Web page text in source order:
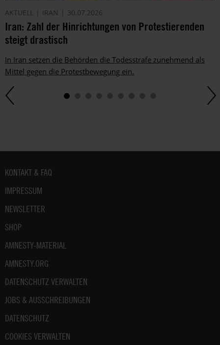
AKTUELL IRAN 30.07.2026
Iran: Zahl der Hinrichtungen von Protestierenden
steigt drastisch
In Iran setzen die Behörden die Todesstrafe zunehmend als
Mittel gegen die Protestbewegung ein.
Fußbereich
KONTAKT & FAQ
IMPRESSUM
NEWSLETTER
SHOP
AMNESTY-MATERIAL
AMNESTY.ORG
DATENSCHUTZ VERWALTEN
JOBS & AUSSCHREIBUNGEN
DATENSCHUTZ
COOKIES VERWALTEN